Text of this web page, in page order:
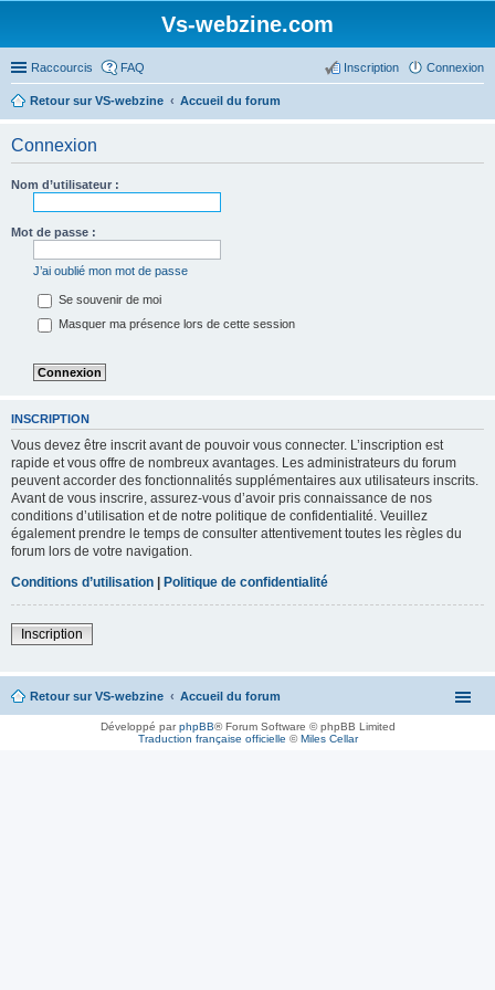
Vs-webzine.com
Raccourcis FAQ Connexion
Inscription
Retour sur VS-webzine Accueil du forum
Connexion
Nom d’utilisateur :
Mot de passe :
J’ai oublié mon mot de passe
Se souvenir de moi
Masquer ma présence lors de cette session
INSCRIPTION
Vous devez être inscrit avant de pouvoir vous connecter. L’inscription est
rapide et vous offre de nombreux avantages. Les administrateurs du forum
peuvent accorder des fonctionnalités supplémentaires aux utilisateurs inscrits.
Avant de vous inscrire, assurez-vous d’avoir pris connaissance de nos
conditions d’utilisation et de notre politique de confidentialité. Veuillez
également prendre le temps de consulter attentivement toutes les règles du
forum lors de votre navigation.
Conditions d’utilisation | Politique de confidentialité
Inscription
Retour sur VS-webzine Accueil du forum
Développé parphpBB® Forum Software © phpBB Limited
Traduction française officielle ©Miles Cellar